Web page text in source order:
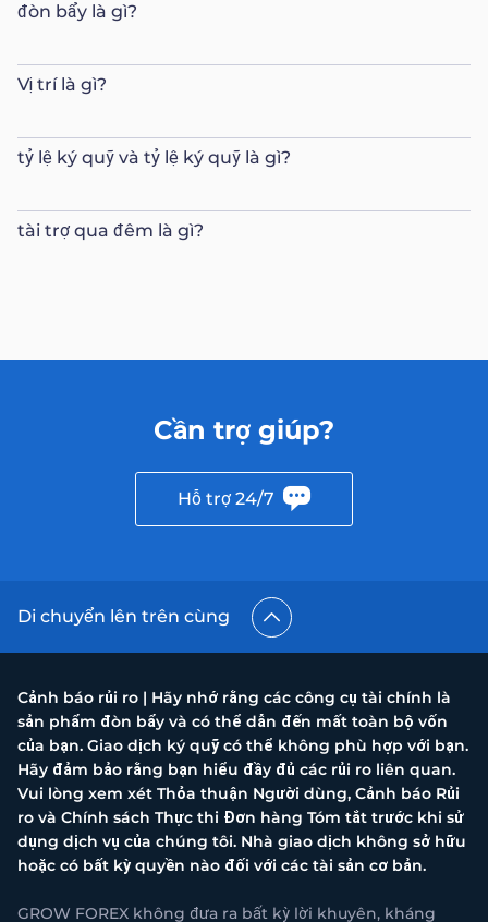
đòn bẩy là gì?
Vị trí là gì?
tỷ lệ ký quỹ và tỷ lệ ký quỹ là gì?
tài trợ qua đêm là gì?
Cần trợ giúp?
Hỗ trợ 24/7
Di chuyển lên trên cùng
Cảnh báo rủi ro | Hãy nhớ rằng các công cụ tài chính là
sản phẩm đòn bẩy và có thể dẫn đến mất toàn bộ vốn
của bạn. Giao dịch ký quỹ có thể không phù hợp với bạn.
Hãy đảm bảo rằng bạn hiểu đầy đủ các rủi ro liên quan.
Vui lòng xem xét Thỏa thuận Người dùng, Cảnh báo Rủi
ro và Chính sách Thực thi Đơn hàng Tóm tắt trước khi sử
dụng dịch vụ của chúng tôi. Nhà giao dịch không sở hữu
hoặc có bất kỳ quyền nào đối với các tài sản cơ bản.
GROW FOREX không đưa ra bất kỳ lời khuyên, kháng